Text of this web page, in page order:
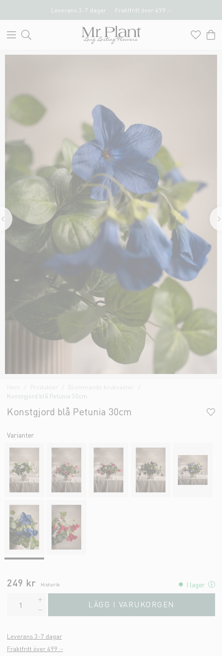
Leverans 3-7 dagar Fraktfritt över 499 :-
Hem Produkter
Blommande krukväxter
Konstgjord blå Petunia 30cm
Konstgjord blå Petunia 30cm
Varianter
249 kr Historik I lager
LÄGG I VARUKORGEN
Leverans 3-7 dagar
Fraktfritt över 499 :-